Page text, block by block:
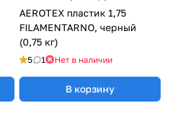
AEROTEX пластик 1,75
FILAMENTARNO, черный
(0,75 кг)
5 1 Нет в наличии
В корзину